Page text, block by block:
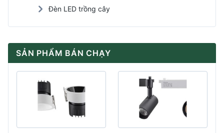
Đèn LED trồng cây
SẢN PHẨM BÁN CHẠY